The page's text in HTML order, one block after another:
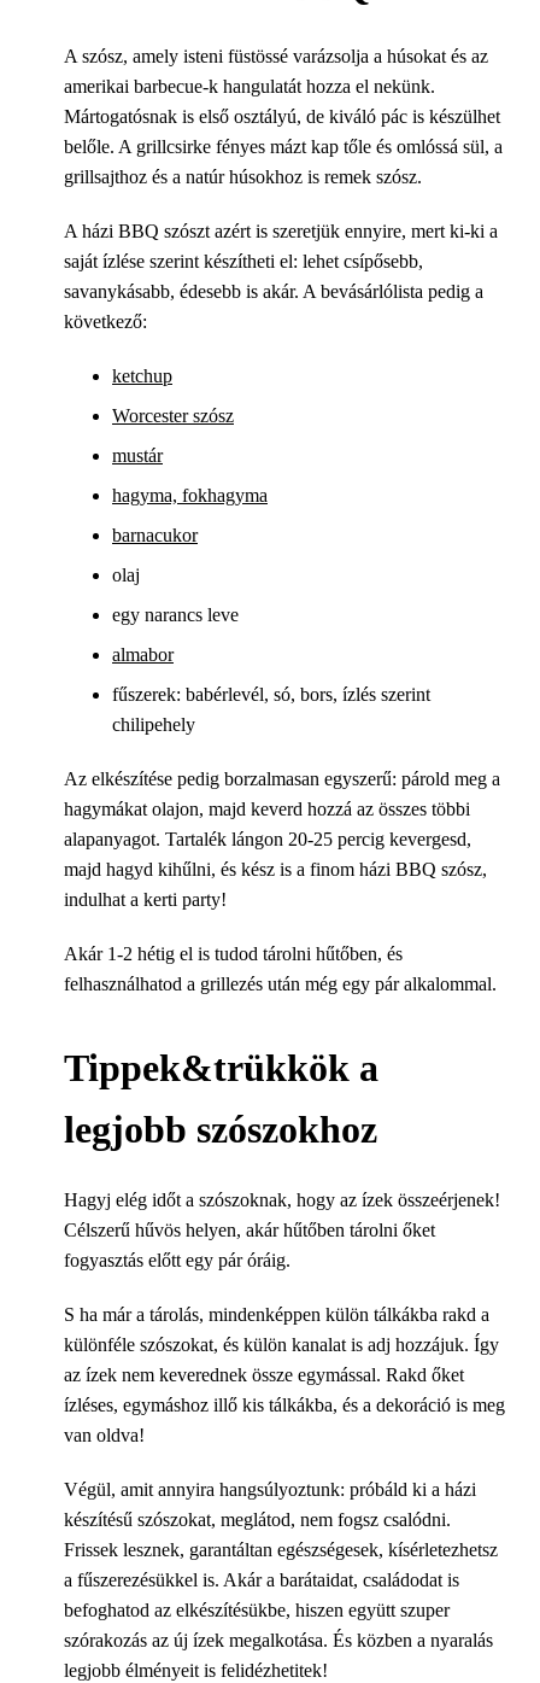
A szósz, amely isteni füstössé varázsolja a húsokat és az
amerikai barbecue-k hangulatát hozza el nekünk.
Mártogatósnak is első osztályú, de kiváló pác is készülhet
belőle. A grillcsirke fényes mázt kap tőle és omlóssá sül, a
grillsajthoz és a natúr húsokhoz is remek szósz.
A házi BBQ szószt azért is szeretjük ennyire, mert ki-ki a
saját ízlése szerint készítheti el: lehet csípősebb,
savanykásabb, édesebb is akár. A bevásárlólista pedig a
következő:
ketchup
Worcester szósz
mustár
hagyma, fokhagyma
barnacukor
olaj
egy narancs leve
almabor
fűszerek: babérlevél, só, bors, ízlés szerint
chilipehely
Az elkészítése pedig borzalmasan egyszerű: párold meg a
hagymákat olajon, majd keverd hozzá az összes többi
alapanyagot. Tartalék lángon 20-25 percig kevergesd,
majd hagyd kihűlni, és kész is a finom házi BBQ szósz,
indulhat a kerti party!
Akár 1-2 hétig el is tudod tárolni hűtőben, és
felhasználhatod a grillezés után még egy pár alkalommal.
Tippek&trükkök a
legjobb szószokhoz
Hagyj elég időt a szószoknak, hogy az ízek összeérjenek!
Célszerű hűvös helyen, akár hűtőben tárolni őket
fogyasztás előtt egy pár óráig.
S ha már a tárolás, mindenképpen külön tálkákba rakd a
különféle szószokat, és külön kanalat is adj hozzájuk. Így
az ízek nem keverednek össze egymással. Rakd őket
ízléses, egymáshoz illő kis tálkákba, és a dekoráció is meg
van oldva!
Végül, amit annyira hangsúlyoztunk: próbáld ki a házi
készítésű szószokat, meglátod, nem fogsz csalódni.
Frissek lesznek, garantáltan egészségesek, kísérletezhetsz
a fűszerezésükkel is. Akár a barátaidat, családodat is
befoghatod az elkészítésükbe, hiszen együtt szuper
szórakozás az új ízek megalkotása. És közben a nyaralás
legjobb élményeit is felidézhetitek!